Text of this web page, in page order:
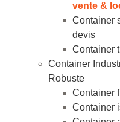
vente &
Container
devis
Container
Container
Robuste
Container
Container